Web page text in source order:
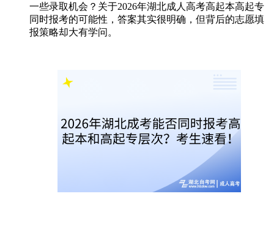
一些录取机会？关于2026年湖北成人高考高起本高起专
同时报考的可能性，答案其实很明确，但背后的志愿填
报策略却大有学问。